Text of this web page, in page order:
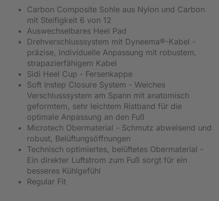
Carbon Composite Sohle aus Nylon und Carbon
mit Steifigkeit 6 von 12
Auswechselbares Heel Pad
Drehverschlusssystem mit Dyneema®-Kabel -
präzise, individuelle Anpassung mit robustem,
strapazierfähigem Kabel
Sidi Heel Cup - Fersenkappe
Soft Instep Closure System - Weiches
Verschlusssystem am Spann mit anatomisch
geformtem, sehr leichtem Ristband für die
optimale Anpassung an den Fuß
Microtech Obermaterial - Schmutz abweisend und
robust, Belüftungsöffnungen
Technisch optimiertes, belüftetes Obermaterial -
Ein direkter Luftstrom zum Fuß sorgt für ein
besseres Kühlgefühl
Regular Fit